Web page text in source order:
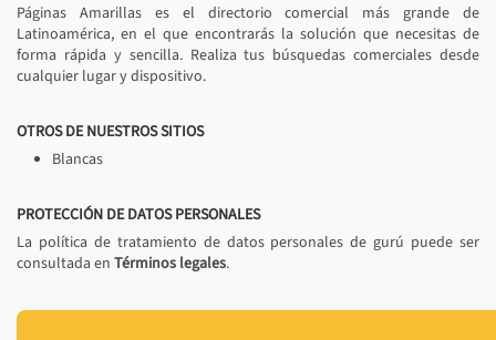
Páginas Amarillas es el directorio comercial más grande de
Latinoamérica, en el que encontrarás la solución que necesitas de
forma rápida y sencilla. Realiza tus búsquedas comerciales desde
cualquier lugar y dispositivo.
OTROS DE NUESTROS SITIOS
Blancas
PROTECCIÓN DE DATOS PERSONALES
La política de tratamiento de datos personales de gurú puede ser
consultada en Términos legales.